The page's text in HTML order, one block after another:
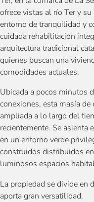
ofrece vistas al río Ter y
entorno de tranquilidad y
cuidada rehabilitación
arquitectura tradicional
quienes buscan una
comodidades actuales.
Ubicada a pocos minutos
conexiones, esta masía
ampliada a lo largo del
recientemente. Se asienta
en un entorno verde
construidos distribuidos
luminosos espacios
La propiedad se divide en
aporta gran versatilidad.